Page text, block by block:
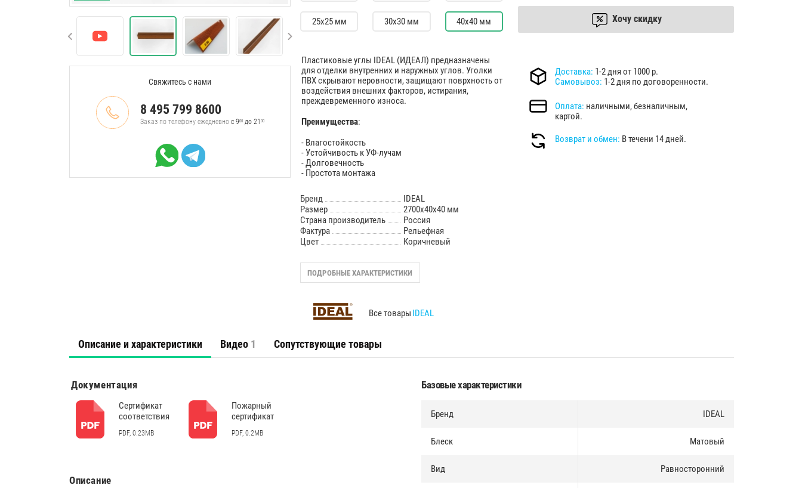
Свяжитесь с нами
8 495 799 8600
Заказ по телефону ежедневно с 900до 21 00
25х25 мм 30х30 мм 40х40 мм
Пластиковые углы IDEAL (ИДЕАЛ) предназначены
для отделки внутренних и наружных углов. Уголки
ПВХ скрывают неровности, защищают поврхность от
воздействия внешних факторов, истирания,
преждевременного износа.
Преимущества:
- Влагостойкость
- Устойчивость к УФ-лучам
- Долговечность
- Простота монтажа
Бренд
IDEAL
Размер
2700х40х40 мм
Страна производитель
Россия
Фактура
Рельефная
Цвет
Коричневый
ПОДРОБНЫЕ ХАРАКТЕРИСТИКИ
Все товары IDEAL
Хочу скидку
Доставка: 1-2 дня от 1000 р.
Самовывоз: 1-2 дня по договоренности.
Оплата: наличными, безналичным,
картой.
Возврат и обмен: В течени 14 дней.
Описание и характеристики Видео 1 Сопутствующие товары
Документация
Сертификат
соответствия
PDF, 0.23MB
Пожарный
сертификат
PDF, 0.2MB
Описание
Базовые характеристики
Бренд IDEAL
Блеск Матовый
Вид Равносторонний